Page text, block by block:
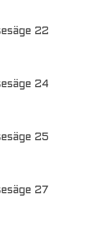
22
24
25
27